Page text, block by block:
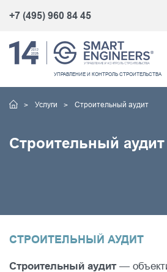
+7 (495) 960 84 45
УПРАВЛЕНИЕ И КОНТРОЛЬ СТРОИТЕЛЬСТВА
Услуги Строительный аудит
Строительный аудит
СТРОИТЕЛЬНЫЙ АУДИТ
Строительный аудит—